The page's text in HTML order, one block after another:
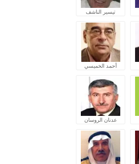
تيسير الناشف
أحمد الخميسي
عدنان الروسان